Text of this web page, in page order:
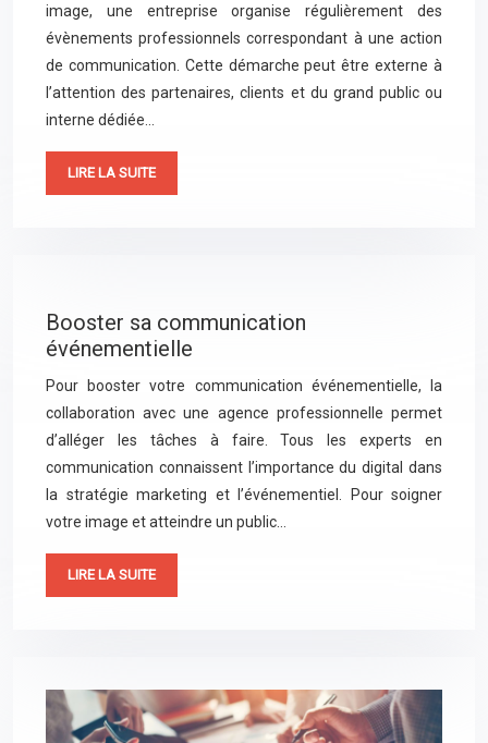
image, une entreprise organise régulièrement des
évènements professionnels correspondant à une action
de communication. Cette démarche peut être externe à
l’attention des partenaires, clients et du grand public ou
interne dédiée…
LIRE LA SUITE
Booster sa communication
événementielle
Pour booster votre communication événementielle, la
collaboration avec une agence professionnelle permet
d’alléger les tâches à faire. Tous les experts en
communication connaissent l’importance du digital dans
la stratégie marketing et l’événementiel. Pour soigner
votre image et atteindre un public…
LIRE LA SUITE